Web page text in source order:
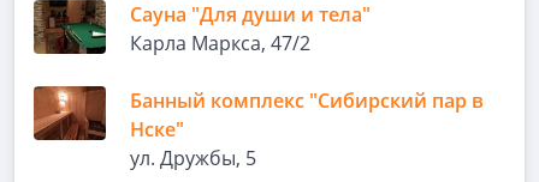
Сауна "Для души и тела"
Карла Маркса, 47/2
Банный комплекс "Сибирский пар в
Нске"
ул. Дружбы, 5